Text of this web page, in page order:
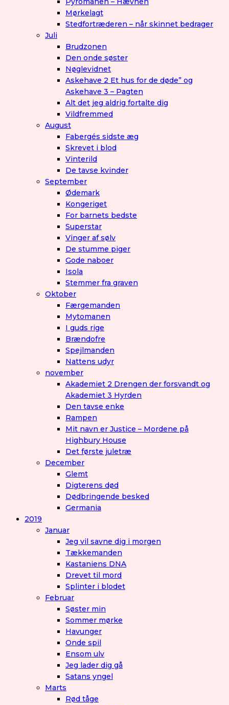
Mørkelagt
Stedfortræderen – når skinnet bedrager
Juli
Brudzonen
Den onde søster
Nøglevidnet
Askehave 2 Et hus for de døde” og
Askehave 3 – Pagten
Alt det jeg aldrig fortalte dig
Vildfremmed
August
Fabergés sidste æg
Skrevet i blod
Vinterild
De tavse kvinder
September
Ødemark
Kongeriget
For barnets bedste
Superstar
Vinger af sølv
De stumme piger
Gode naboer
Isola
Stemmer fra graven
Oktober
Færgemanden
Mytomanen
I guds rige
Brændofre
Spejlmanden
Nattens udyr
november
Akademiet 2 Drengen der forsvandt og
Akademiet 3 Hyrden
Den tavse enke
Rampen
Mit navn er Justice – Mordene på
Highbury House
Det første juletræ
December
Glemt
Digterens død
Dødbringende besked
Germania
2019
Januar
Jeg vil savne dig i morgen
Tækkemanden
Kastaniens DNA
Drevet til mord
Splinter i blodet
Februar
Søster min
Sommer mørke
Havunger
Onde spil
Ensom ulv
Jeg lader dig gå
Satans yngel
Marts
Rød tåge